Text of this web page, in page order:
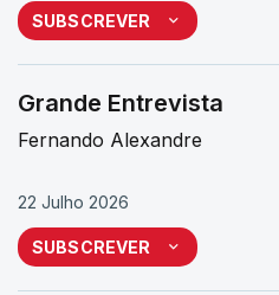
SUBSCREVER
Grande Entrevista
Fernando Alexandre
22 Julho 2026
SUBSCREVER